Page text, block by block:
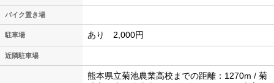
バイク置き場
駐車場 あり 2,000円
近隣駐車場
熊本県立菊池農業高校までの距離：1270m / 菊